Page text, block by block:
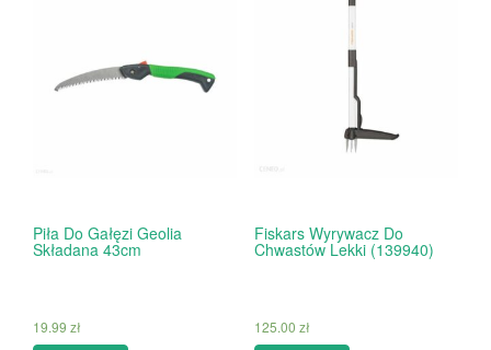
Piła Do Gałęzi Geolia
Składana 43cm
19.99 zł
Fiskars Wyrywacz Do
Chwastów Lekki (139940)
125.00 zł